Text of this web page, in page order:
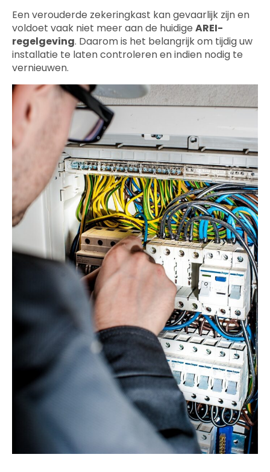
Een verouderde zekeringkast kan gevaarlijk zijn en
voldoet vaak niet meer aan de huidige AREI-
regelgeving. Daarom is het belangrijk om tijdig uw
installatie te laten controleren en indien nodig te
vernieuwen.